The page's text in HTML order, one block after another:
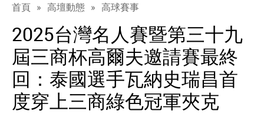
首頁 » 高壇動態 » 高球賽事
2025台灣名人賽暨第三十九
屆三商杯高爾夫邀請賽最終
回：泰國選手瓦納史瑞昌首
度穿上三商綠色冠軍夾克